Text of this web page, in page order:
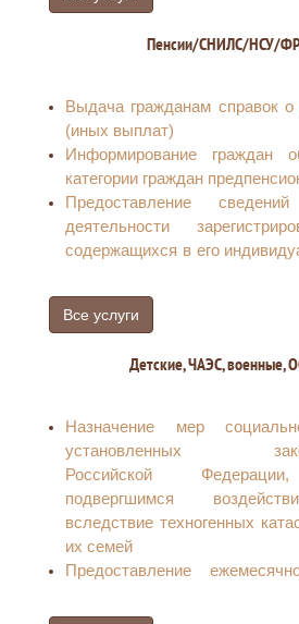
материнский (семейный)
Пенсии/СНИЛС/НСУ/
Выдача гражданам справок о
(иных выплат)
Информирование граждан
категории граждан
Предоставление
деятельности
содержащихся в его
Прием, рассмотрение
(уведомления)
инвестировании
Прием заявления для
транспортном средстве,
инвалидом, или
перевозящем инвалида и
инвалида, в государственной
системе «Единая
платформа в социальной
Установление
Все услуги
Детские, ЧАЭС, военные,
Назначение мер
установленных
Российской
подвергшимся
вследствие техногенных
их семей
Предоставление
связи с рождением и
Предоставление